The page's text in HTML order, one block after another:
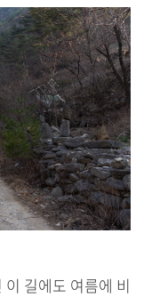
길에도 여름에 비